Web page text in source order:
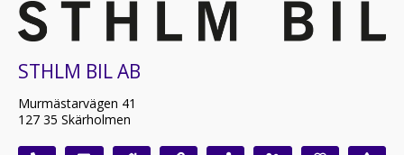
STHLM BIL AB
Murmästarvägen 41
127 35 Skärholmen